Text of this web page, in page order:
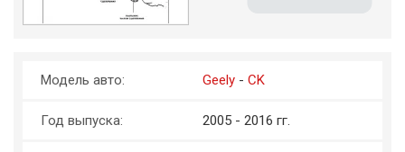
Модель авто: Geely - CK
Год выпуска: 2005 - 2016 гг.